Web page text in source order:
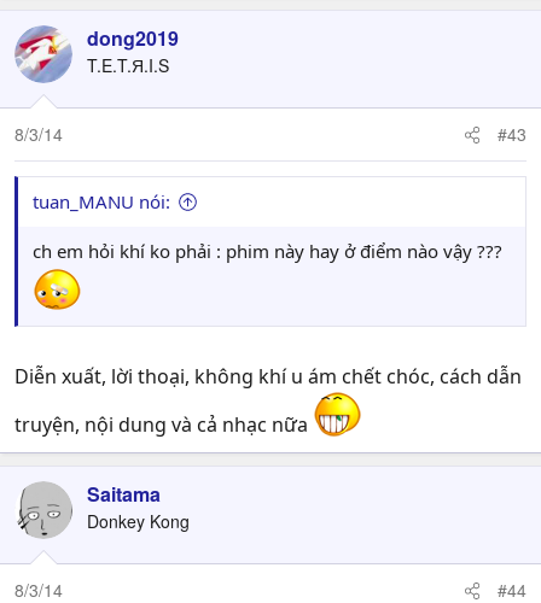
dong2019
T.E.T.Я.I.S
8/3/14 #43
tuan_MANU nói:
ch em hỏi khí ko phải : phim này hay ở điểm nào vậy ???
Diễn xuất, lời thoại, không khí u ám chết chóc, cách dẫn
truyện, nội dung và cả nhạc nữa
Saitama
Donkey Kong
8/3/14 #44